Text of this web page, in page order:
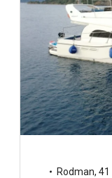
Rodman, 41